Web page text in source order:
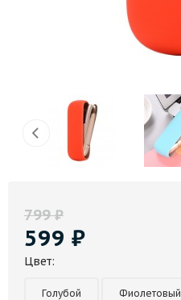
799₽
599 ₽
Цвет:
Голубой Фиолетовый